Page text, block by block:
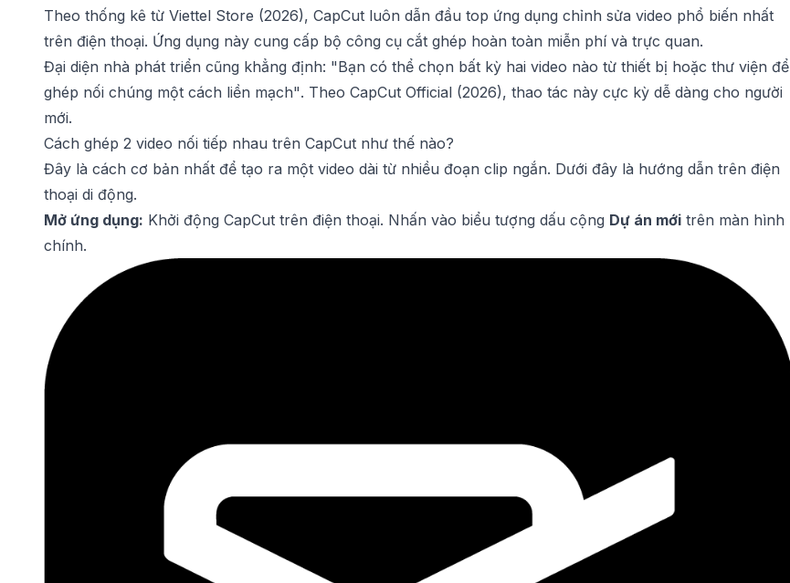
Theo thống kê từ Viettel Store (2026), CapCut luôn dẫn đầu top ứng dụng chỉnh sửa video phổ biến nhất
trên điện thoại. Ứng dụng này cung cấp bộ công cụ cắt ghép hoàn toàn miễn phí và trực quan.
Đại diện nhà phát triển cũng khẳng định: "Bạn có thể chọn bất kỳ hai video nào từ thiết bị hoặc thư viện để
ghép nối chúng một cách liền mạch". Theo CapCut Official (2026), thao tác này cực kỳ dễ dàng cho người
mới.
Cách ghép 2 video nối tiếp nhau trên CapCut như thế nào?
Đây là cách cơ bản nhất để tạo ra một video dài từ nhiều đoạn clip ngắn. Dưới đây là hướng dẫn trên điện
thoại di động.
Mở ứng dụng: Khởi động CapCut trên điện thoại. Nhấn vào biểu tượng dấu cộng Dự án mới trên màn hình
chính.